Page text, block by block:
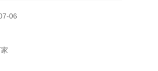
，40吨，50吨
06